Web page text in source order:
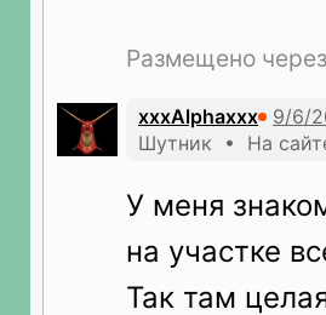
Размещено
xxxAlphaxxx
Шутник • На
У меня
на участке
Так там